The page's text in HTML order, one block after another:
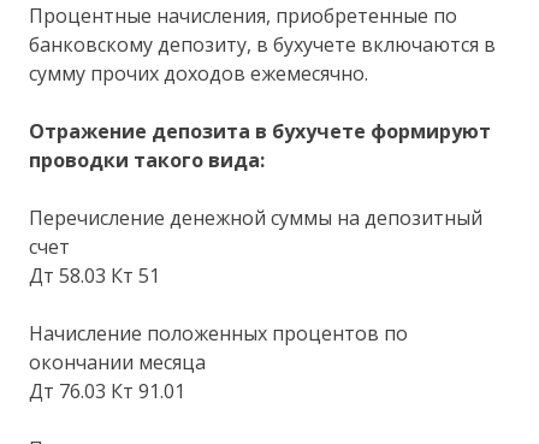
Процентные начисления, приобретенные по
банковскому депозиту, в бухучете включаются в
сумму прочих доходов ежемесячно.
Отражение депозита в бухучете формируют
проводки такого вида:
Перечисление денежной суммы на депозитный
счет
Дт 58.03 Кт 51
Начисление положенных процентов по
окончании месяца
Дт 76.03 Кт 91.01